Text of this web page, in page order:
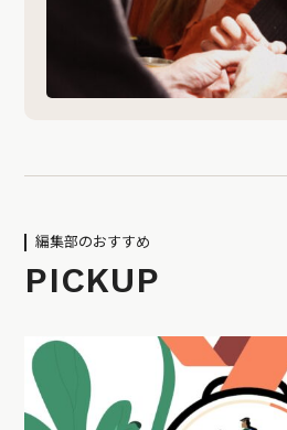
編集部のおすすめ
PICKUP